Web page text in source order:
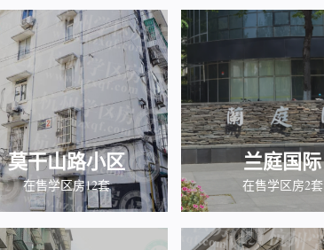
莫干山路小区
在售学区房12套
兰庭国际
在售学区房2套